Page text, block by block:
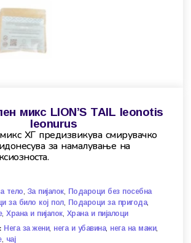
микс LION’S TAIL leonotis
leonurus
ХГ предизвикува смирувачко
за намалување на
тело, За пијалок, Подароци без посебна
за било кој пол, Подароци за пригода,
,Храна и пијалок, Храна и пијалоци
Нега за жени, нега и убавина, нега на мажи,
, чај